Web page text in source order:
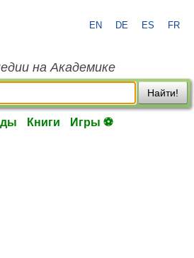
EN DE ES FR
на Академике
Найти!
Книги Игры ⚽